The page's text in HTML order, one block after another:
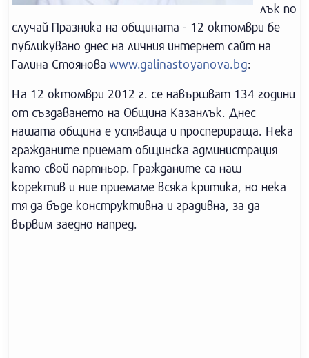
лък по
случай Празника на общината - 12 октомври бе
публикувано днес на личния интернет сайт на
Галина Стоянова www.galinastoyanova.bg:
На 12 октомври 2012 г. се навършват 134 години
от създаването на Община Казанлък. Днес
нашата община е успяваща и просперираща. Нека
гражданите приемат общинска администрация
като свой партньор. Гражданите са наш
коректив и ние приемаме всяка критика, но нека
тя да бъде конструктивна и градивна, за да
вървим заедно напред.